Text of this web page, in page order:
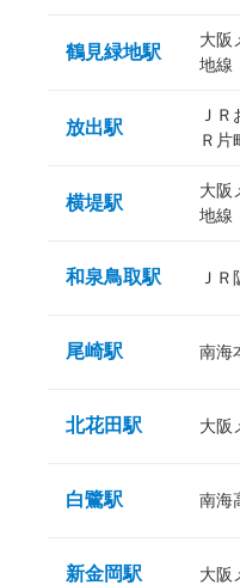
鶴見緑地駅
大阪
地線
放出駅
Ｊ
Ｒ片
横堤駅
大阪
地線
和泉鳥取駅 Ｊ
尾崎駅 南海
北花田駅 大阪
白鷺駅 南海
新金岡駅 大阪